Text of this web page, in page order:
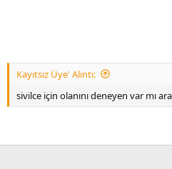
Kayıtsız Üye' Alıntı:
sivilce için olanını deneyen var mı